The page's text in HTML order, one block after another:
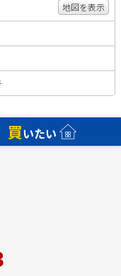
地図を表示
買いたい